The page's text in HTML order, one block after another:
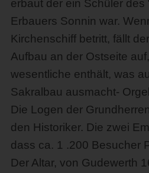
erbaut der ein Schüler
Erbauers Sonnin war.
Kirchenschiff betritt, fällt
Aufbau an der Ostseite
wesentliche enthält, was
Sakralbau ausmacht-
Die Logen der
den Historiker. Die zwei
dass ca. 1 .200 Besucher
Der Altar, von Gudewerth